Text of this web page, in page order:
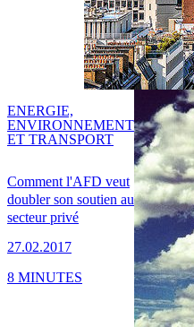
Comment l'AFD veut
doubler son soutien au
secteur privé
27.02.2017
ENERGIE,
ENVIRONNEMENT
ET TRANSPORT
8 MINUTES